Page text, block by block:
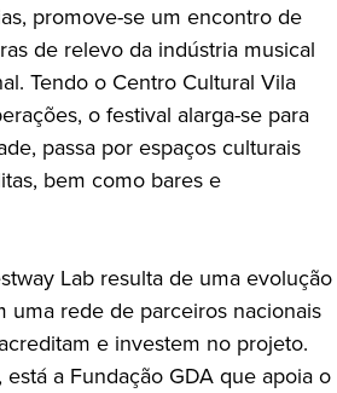
promove-se um encontro de
de relevo da indústria musical
Tendo o Centro Cultural Vila
o festival alarga-se para
passa por espaços culturais
bem como bares e
Lab resulta de uma evolução
uma rede de parceiros nacionais
e investem no projeto.
a Fundação GDA que apoia o